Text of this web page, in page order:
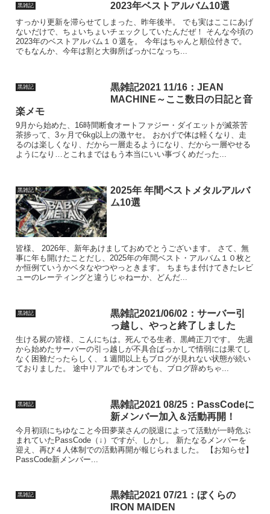
黒雑記 2023年ベストアルバム10選
すっかり更新を滞らせてしまった、昨年後半。 でも実はここにあげ
ないだけで、ちょいちょいチェックしていたんだぜ！ そんな今頃の
2023年のベストアルバム１０選を。 今年はちゃんと順位付きで。
でもなんか、今年は割と大御所ばっかになっち...
黒雑記
黒雑記2021 11/16：JEAN
MACHINE～ここ数日の日記と音
楽メモ
9月から始めた、16時間断食オートファジー・ダイエットが滅茶苦
茶捗って、3ヶ月で6kg以上の激ヤセ。 おかげで体は軽くなり、走
るのは楽しくなり、だから一層走るようになり、だから一層やせる
ようになり…とこれまではもう本当にいい事づくめだった...
黒雑記
2025年 年間ベストメタルアルバ
ム10選
皆様、 2026年、新年あけましておめでとうございます。 さて、無
事に年も開けたことだし、2025年の年間ベスト・アルバム１０枚と
か恒例ていうかベタなやつやっときます。 ちまちま付けてきたレビ
ューのレーティングと違うじゃねーか、どんだ...
黒雑記
黒雑記2021/06/02：サーバー引
っ越し、やっと終了しました
生ける屍の皆様、こんにちは。死んでる生者、黒崎正刀です。 先週
から始めたサーバーの引っ越しが不具合ばっかしで情弱には果てし
なく困難だったらしく、１週間以上もブログが見れない状態が続い
ておりました。 途中リアルでもオンでも、ブログ辞めちゃ...
黒雑記
黒雑記2021 08/25：PassCodeに
新メンバー加入＆活動再開！
今月初頭にちゆなこと今田夢菜さんの脱退によって活動が一時危ぶ
まれていたPassCode（↓）ですが、しかし。 新たなるメンバーを
迎え、再び４人体制での活動再開が報じられました。 【お知らせ】
PassCode新メンバー...
黒雑記
黒雑記2021 07/21：ぼくらの
IRON MAIDEN